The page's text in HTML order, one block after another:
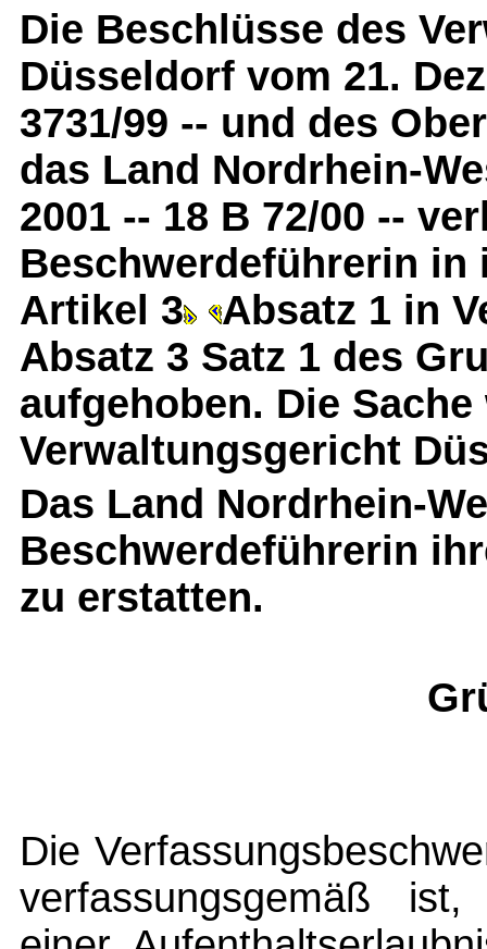
Die Beschlüsse des
Düsseldorf vom 21.
3731/99 -- und des
das Land Nordrhein-
2001 -- 18 B 72/00 --
Beschwerdeführerin in
Artikel 3
Absatz 1 in
Absatz 3 Satz 1 des
aufgehoben. Die
Verwaltungsgericht
Das Land Nordrhein-
Beschwerdeführerin
zu erstatten.
Die
verfassungsgemäß